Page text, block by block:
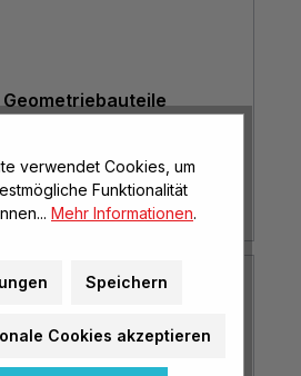
Geometriebauteile
Kategorie
aus Stahl
verwendet Cookies, um
Funktionalität
Mehr Informationen.
Speichern
Cookies akzeptieren